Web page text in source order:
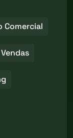
Comercial